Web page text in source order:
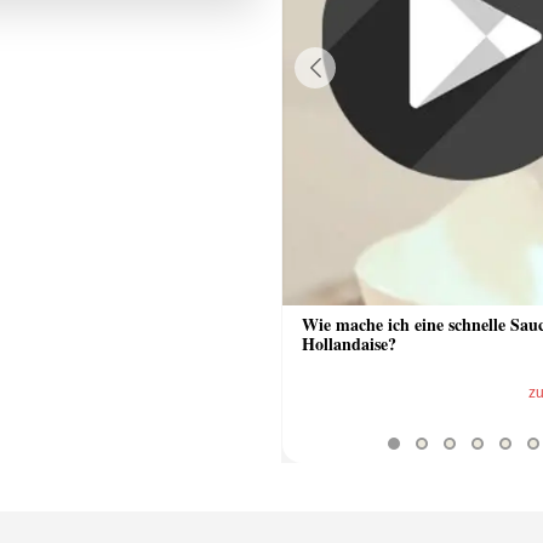
Wie mache ich eine schnelle
Hollandaise?
Previous